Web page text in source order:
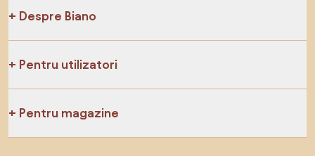
Despre Biano
Pentru utilizatori
Pentru magazine